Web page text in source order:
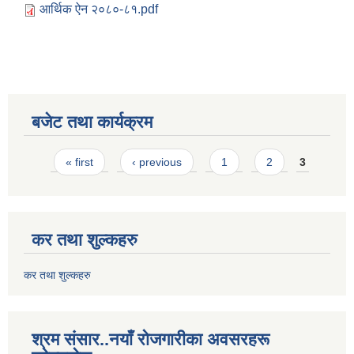
आर्थिक ऐन २०८०-८१.pdf
बजेट तथा कार्यक्रम
Pages
« first ‹ previous 1 2 3
कर तथा शुल्कहरु
कर तथा शुल्कहरु
श्रम संसार..नयाँ रोजगारीका अवसरहरू